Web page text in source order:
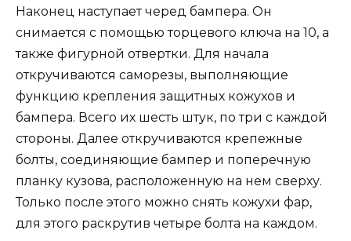
Наконец наступает черед бампера. Он
снимается с помощью торцевого ключа на 10, а
также фигурной отвертки. Для начала
откручиваются саморезы, выполняющие
функцию крепления защитных кожухов и
бампера. Всего их шесть штук, по три с каждой
стороны. Далее откручиваются крепежные
болты, соединяющие бампер и поперечную
планку кузова, расположенную на нем сверху.
Только после этого можно снять кожухи фар,
для этого раскрутив четыре болта на каждом.